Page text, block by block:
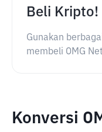
Beli Kripto!
Gunakan
membeli OMG
Konversi